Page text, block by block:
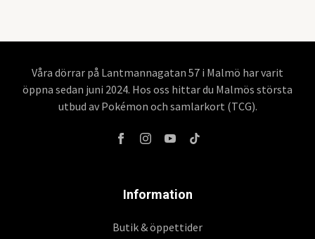
Våra dörrar på Lantmannagatan 57 i Malmö har varit
öppna sedan juni 2024. Hos oss hittar du Malmös största
utbud av Pokémon och samlarkort (TCG).
Information
Butik & öppettider